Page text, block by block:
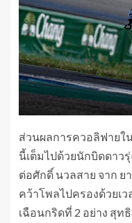
ส่วนผลการควอลิฟายใ
นี้เต็มไปด้วยนักบิดดาว
ต่อศักดิ์ นวลสาย จาก
คว้าโพลไปครองด้วยเ
เฉือนกริดที่ 2 อย่าง สุท